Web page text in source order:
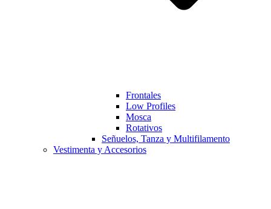
Frontales
Low Profiles
Mosca
Rotativos
Señuelos, Tanza y Multifilamento
Vestimenta y Accesorios